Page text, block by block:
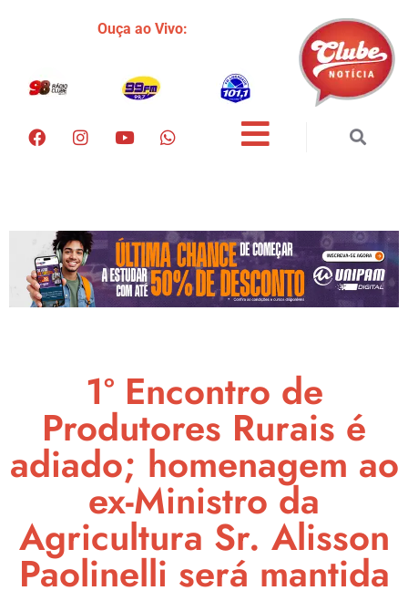
Ouça ao Vivo:
1º Encontro de
Produtores Rurais é
adiado; homenagem ao
ex-Ministro da
Agricultura Sr. Alisson
Paolinelli será mantida